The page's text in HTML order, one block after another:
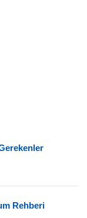
Rehberi